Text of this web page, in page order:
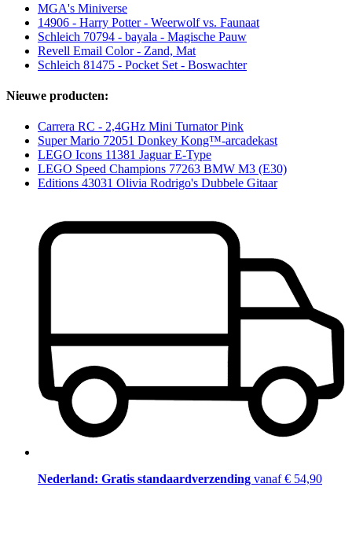
MGA's Miniverse
14906 - Harry Potter - Weerwolf vs. Faunaat
Schleich 70794 - bayala - Magische Pauw
Revell Email Color - Zand, Mat
Schleich 81475 - Pocket Set - Boswachter
Nieuwe producten:
Carrera RC - 2,4GHz Mini Turnator Pink
Super Mario 72051 Donkey Kong™-arcadekast
LEGO Icons 11381 Jaguar E-Type
LEGO Speed Champions 77263 BMW M3 (E30)
Editions 43031 Olivia Rodrigo's Dubbele Gitaar
Nederland: Gratis standaardverzending vanaf € 54,90